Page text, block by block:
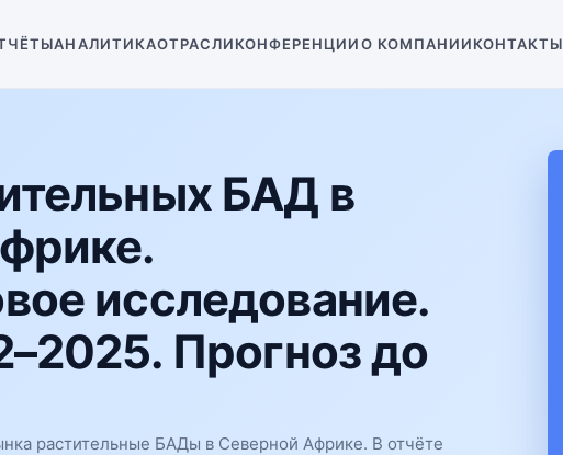
АНАЛИТИКАОТРАСЛИКОНФЕРЕНЦИИО КОМПАНИИКОНТАКТЫ
БАД в
исследование.
Прогноз до
растительные БАДы в Северной Африке. В отчёте